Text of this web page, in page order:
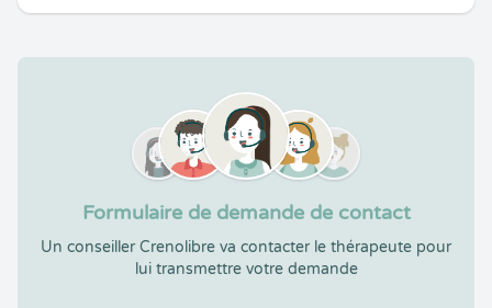
Formulaire de demande de contact
Un conseiller Crenolibre va contacter le thérapeute pour
lui transmettre votre demande